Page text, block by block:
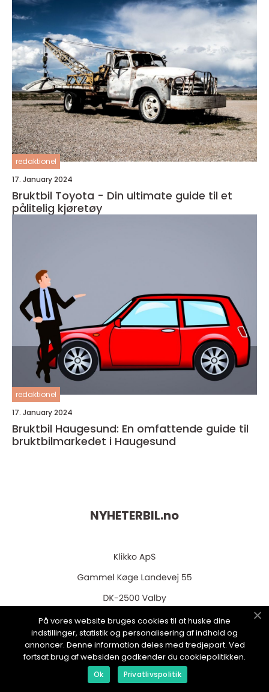
redaktionel
17. January 2024
Bruktbil Toyota - Din ultimate guide til et
pålitelig kjøretøy
redaktionel
17. January 2024
Bruktbil Haugesund: En omfattende guide til
bruktbilmarkedet i Haugesund
NYHETERBIL.no
web:www.klikko.dk
På vores website bruges cookies til at huske dine
indstillinger, statistik og personalisering af indhold og
annoncer. Denne information deles med tredjepart. Ved
fortsat brug af websiden godkender du cookiepolitikken.
Ok Privatlivspolitik